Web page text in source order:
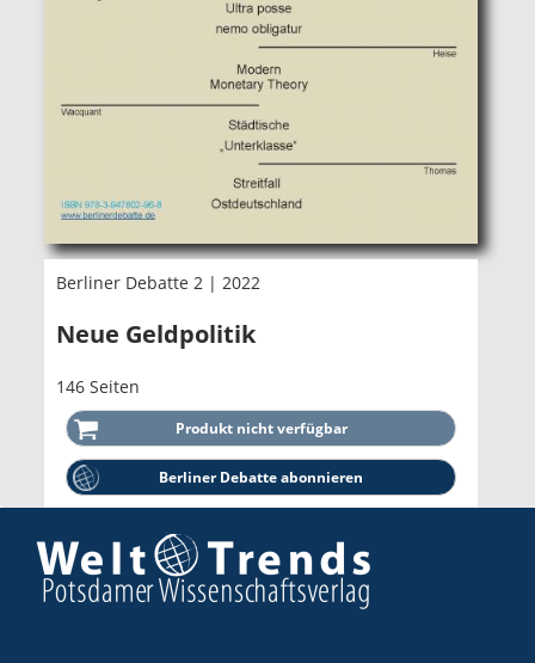
Berliner Debatte 2 | 2022
Neue Geldpolitik
146 Seiten
Berliner Debatte abonnieren